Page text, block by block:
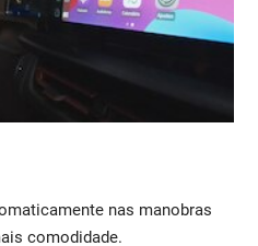
nas manobras
comodidade.